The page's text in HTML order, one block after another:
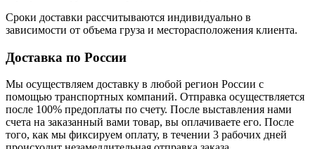
Сроки доставки рассчитываются индивидуально в
зависимости от объема груза и месторасположения клиента.
Доставка по России
Мы осуществляем доставку в любой регион России с
помощью транспортных компаний. Отправка осуществляется
после 100% предоплаты по счету. После выставления нами
счета на заказанный вами товар, вы оплачиваете его. После
того, как мы фиксируем оплату, в течении 3 рабочих дней